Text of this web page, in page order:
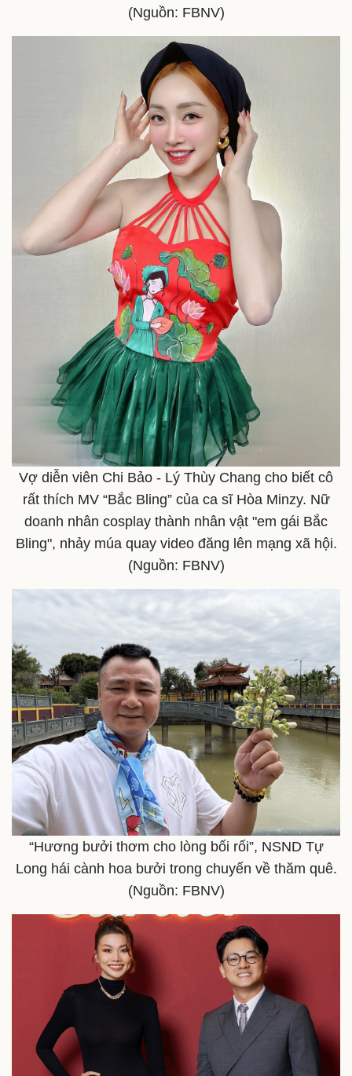
Kinh tế
Bất động sản
Khởi nghiệp
Thị trường
Giá vàng
Tiêu dùng
Tỷ giá
Chứng khoán
Giá cà phê
(Nguồn: FBNV)
Vợ diễn viên Chi Bảo - Lý Thùy Chang cho biết cô
rất thích MV “Bắc Bling” của ca sĩ Hòa Minzy. Nữ
doanh nhân cosplay thành nhân vật "em gái Bắc
Bling", nhảy múa quay video đăng lên mạng xã hội.
(Nguồn: FBNV)
“Hương bưởi thơm cho lòng bối rối”, NSND Tự
Long hái cành hoa bưởi trong chuyến về thăm quê.
(Nguồn: FBNV)